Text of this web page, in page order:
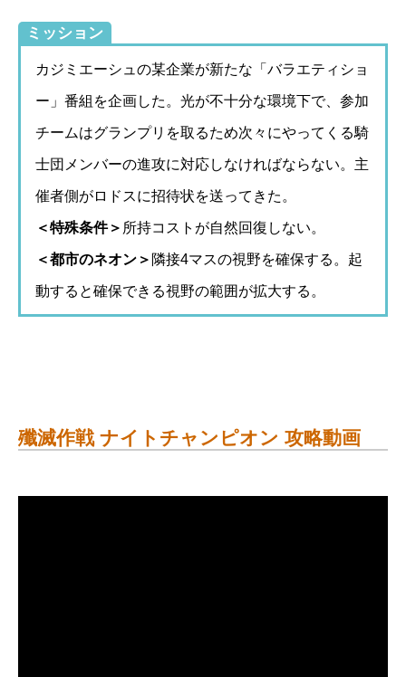
ミッション
カジミエーシュの某企業が新たな「バラエティショ
ー」番組を企画した。光が不十分な環境下で、参加
チームはグランプリを取るため次々にやってくる騎
士団メンバーの進攻に対応しなければならない。主
催者側がロドスに招待状を送ってきた。
＜特殊条件＞ 所持コストが自然回復しない。
＜都市のネオン＞ 隣接4マスの視野を確保する。起
動すると確保できる視野の範囲が拡大する。
殲滅作戦 ナイトチャンピオン 攻略動画